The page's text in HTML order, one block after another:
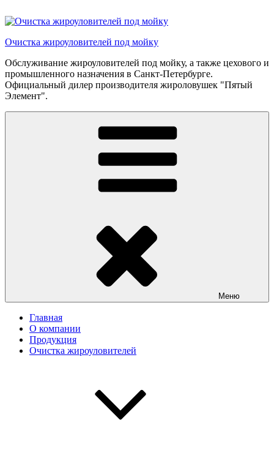
к
Очистка жироуловителей под мойку
Обслуживание жироуловителей под мойку, а также цехового и
промышленного назначения в Санкт-Петербурге.
Официальный дилер производителя жироловушек "Пятый
Элемент".
Меню
Главная
О компании
Продукция
Очистка жироуловителей